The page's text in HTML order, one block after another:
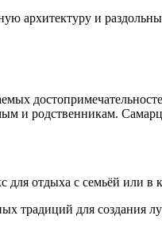
архитектуру и
и родственникам.
для отдыха с семьёй или в
традиций для создания